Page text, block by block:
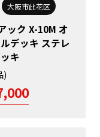
大阪市此花区
ック X-10M オ
デッキ ステレ
キ
)